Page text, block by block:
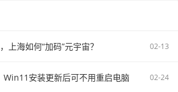
上海如何“加码”元宇宙？ 02-13
Win11安装更新后可不用重启电脑 02-24